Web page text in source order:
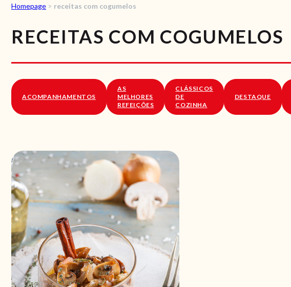
Homepage > receitas com cogumelos
RECEITAS COM COGUMELOS
ACOMPANHAMENTOS
AS
MELHORES
REFEIÇÕES
CLÁSSICOS
DE
COZINHA
DESTAQUE